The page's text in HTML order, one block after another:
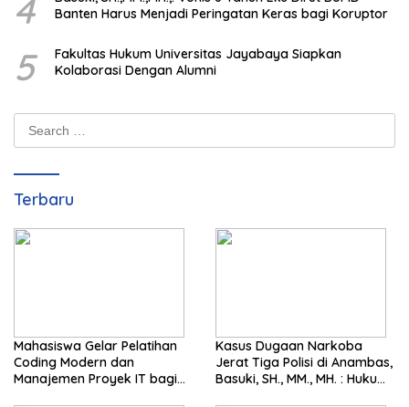
4
Banten Harus Menjadi Peringatan Keras bagi Koruptor
5
Fakultas Hukum Universitas Jayabaya Siapkan
Kolaborasi Dengan Alumni
Search
for:
Terbaru
Mahasiswa Gelar Pelatihan
Coding Modern dan
Manajemen Proyek IT bagi
Kasus Dugaan Narkoba
Jerat Tiga Polisi di Anambas,
Basuki, SH., MM., MH. : Hukum